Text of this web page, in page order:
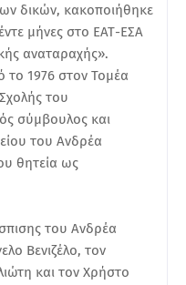
δικών, κακοποιήθηκε
μήνες στο ΕΑΤ-ΕΣΑ
αναταραχής».
το 1976 στον Τομέα
του
σύμβουλος και
του Ανδρέα
θητεία ως
του Ανδρέα
Βενιζέλο, τον
και τον Χρήστο